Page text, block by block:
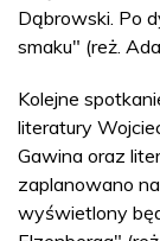
Dąbrowski. Po
smaku" (reż.
Kolejne
literatury
Gawina oraz
zaplanowano
wyświetlony